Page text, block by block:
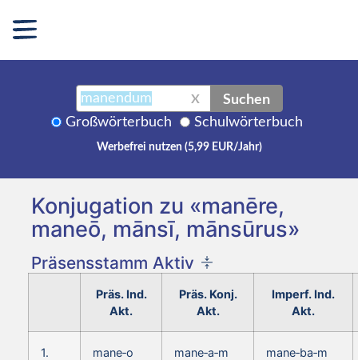
X Suchen
Großwörterbuch Schulwörterbuch
Werbefrei nutzen (5,99 EUR/Jahr)
Konjugation zu «manēre,
maneō, mānsī, mānsūrus»
Präsensstamm Aktiv
Präs. Ind.
Akt.
Präs. Konj.
Akt.
Imperf. Ind.
Akt.
1.
mane‑o mane‑a‑m mane‑ba‑m